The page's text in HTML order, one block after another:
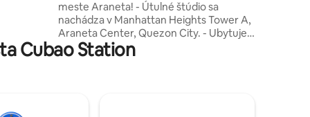
meste Araneta! - Útulné štúdio sa
nachádza v Manhattan Heights Tower A,
Araneta Center, Quezon City. - Ubytuje
sólo cestovateľov, páry alebo malé
skupiny s manželskou posteľou a
Cubao Station